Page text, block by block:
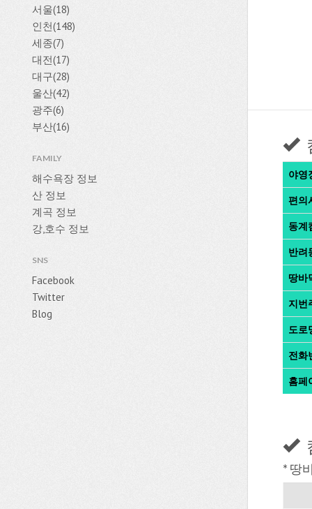
서울(18)
인천(148)
세종(7)
대전(17)
대구(28)
울산(42)
광주(6)
부산(16)
FAMILY
해수욕장 정보
산 정보
계곡 정보
강,호수 정보
SNS
Facebook
Twitter
Blog
야영
편의
동계
반려
땅바
지번
도로
전화
홈페
* 땅